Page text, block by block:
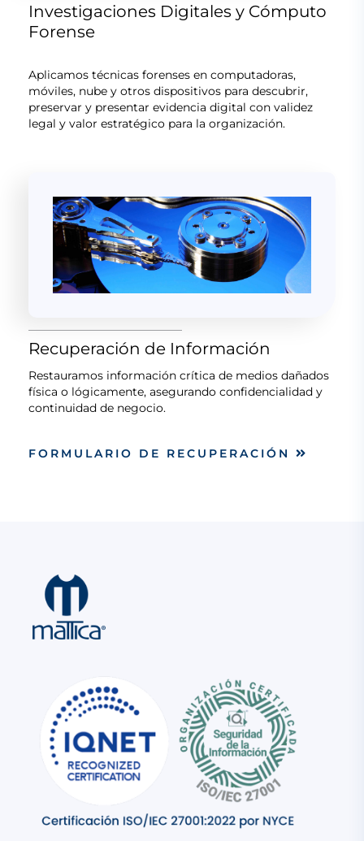
Investigaciones Digitales y Cómputo
Forense
Aplicamos técnicas forenses en computadoras,
móviles, nube y otros dispositivos para descubrir,
preservar y presentar evidencia digital con validez
legal y valor estratégico para la organización.
Recuperación de Información
Restauramos información crítica de medios dañados
física o lógicamente, asegurando confidencialidad y
continuidad de negocio.
FORMULARIO DE RECUPERACIÓN